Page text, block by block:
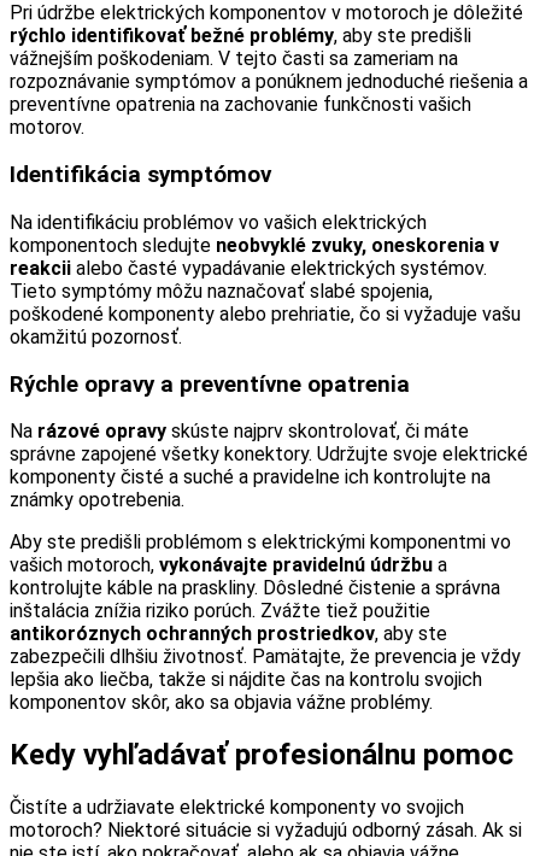
Pri údržbe elektrických komponentov v motoroch je dôležité
rýchlo identifikovať bežné problémy, aby ste predišli
vážnejším poškodeniam. V tejto časti sa zameriam na
rozpoznávanie symptómov a ponúknem jednoduché riešenia a
preventívne opatrenia na zachovanie funkčnosti vašich
motorov.
Identifikácia symptómov
Na identifikáciu problémov vo vašich elektrických
komponentoch sledujte neobvyklé zvuky, oneskorenia v
reakcii alebo časté vypadávanie elektrických systémov.
Tieto symptómy môžu naznačovať slabé spojenia,
poškodené komponenty alebo prehriatie, čo si vyžaduje vašu
okamžitú pozornosť.
Rýchle opravy a preventívne opatrenia
Na rázové opravy skúste najprv skontrolovať, či máte
správne zapojené všetky konektory. Udržujte svoje elektrické
komponenty čisté a suché a pravidelne ich kontrolujte na
známky opotrebenia.
Aby ste predišli problémom s elektrickými komponentmi vo
vašich motoroch, vykonávajte pravidelnú údržbu a
kontrolujte káble na praskliny. Dôsledné čistenie a správna
inštalácia znížia riziko porúch. Zvážte tiež použitie
antikoróznych ochranných prostriedkov, aby ste
zabezpečili dlhšiu životnosť. Pamätajte, že prevencia je vždy
lepšia ako liečba, takže si nájdite čas na kontrolu svojich
komponentov skôr, ako sa objavia vážne problémy.
Kedy vyhľadávať profesionálnu pomoc
Čistíte a udržiavate elektrické komponenty vo svojich
motoroch? Niektoré situácie si vyžadujú odborný zásah. Ak si